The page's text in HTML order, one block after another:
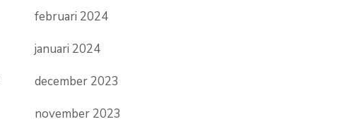
februari 2024
januari 2024
december 2023
november 2023